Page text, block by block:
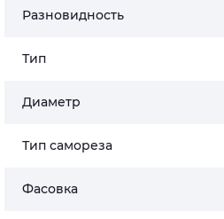
Разновидность
Тип
Диаметр
Тип самореза
Фасовка